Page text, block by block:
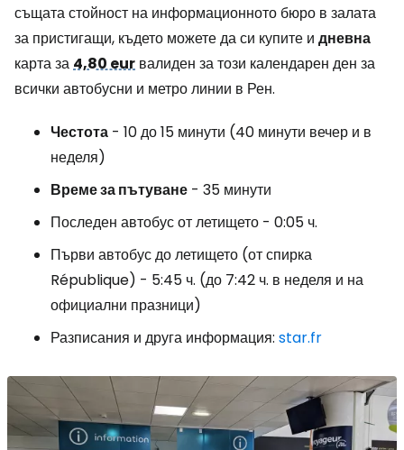
същата стойност на информационното бюро в залата
за пристигащи, където можете да си купите и дневна
карта за4,80 eur валиден за този календарен ден за
всички автобусни и метро линии в Рен.
Честота - 10 до 15 минути (40 минути вечер и в
неделя)
Време за пътуване - 35 минути
Последен автобус от летището - 0:05 ч.
Първи автобус до летището (от спирка
République) - 5:45 ч. (до 7:42 ч. в неделя и на
официални празници)
Разписания и друга информация: star.fr